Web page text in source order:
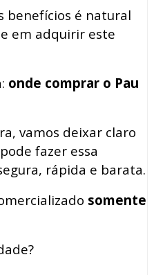
benefícios é natural
em adquirir este
onde comprar o Pau
vamos deixar claro
fazer essa
rápida e barata.
somente